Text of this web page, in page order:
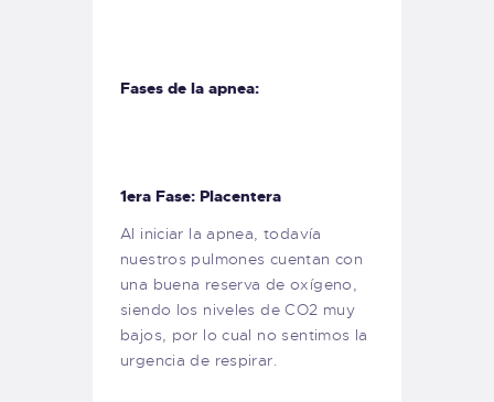
Fases de la apnea:
1era Fase: Placentera
Al iniciar la apnea, todavía
nuestros pulmones cuentan con
una buena reserva de oxígeno,
siendo los niveles de CO2 muy
bajos, por lo cual no sentimos la
urgencia de respirar.